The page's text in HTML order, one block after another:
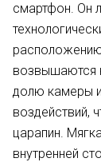
смартфон. Он
возвышаются
долю камеры
воздействий,
царапин.
внутренней